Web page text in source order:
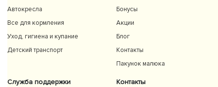
Автокресла
Все для кормления
Уход, гигиена и купание
Детский транспорт
Бонусы
Акции
Блог
Контакты
Пакунок малюка
Служба поддержки Контакты